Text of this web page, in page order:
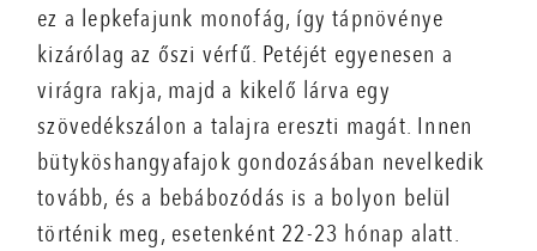
ez a lepkefajunk monofág, így tápnövénye
kizárólag az őszi vérfű. Petéjét egyenesen a
virágra rakja, majd a kikelő lárva egy
szövedékszálon a talajra ereszti magát. Innen
bütyköshangyafajok gondozásában nevelkedik
tovább, és a bebábozódás is a bolyon belül
történik meg, esetenként 22-23 hónap alatt.